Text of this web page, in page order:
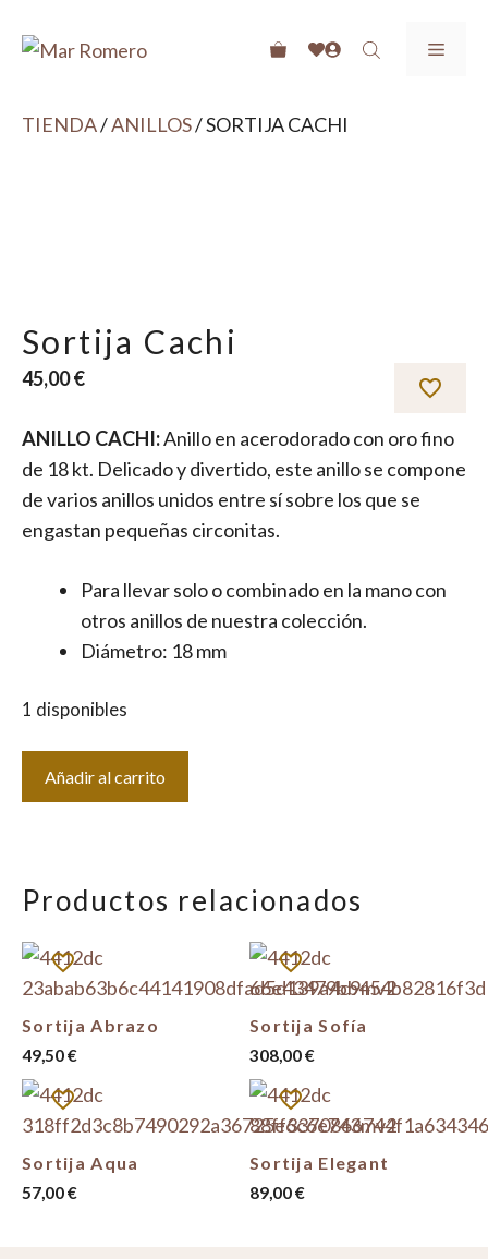
PRIMERA COMPRA
RECOGIDA GRATIS EN TIENDA
TIENDA/ANILLOS/ SORTIJA CACHI
Sortija Cachi
45,00€
ANILLO CACHI:Anillo en acerodorado con oro fino
de 18 kt. Delicado y divertido, este anillo se compone
de varios anillos unidos entre sí sobre los que se
engastan pequeñas circonitas.
Para llevar solo o combinado en la mano con
otros anillos de nuestra colección.
Diámetro: 18 mm
1 disponibles
Añadir al carrito
Productos relacionados
Sortija Abrazo
49,50€
Sortija Sofía
308,00€
Sortija Aqua
57,00€
Sortija Elegant
89,00€